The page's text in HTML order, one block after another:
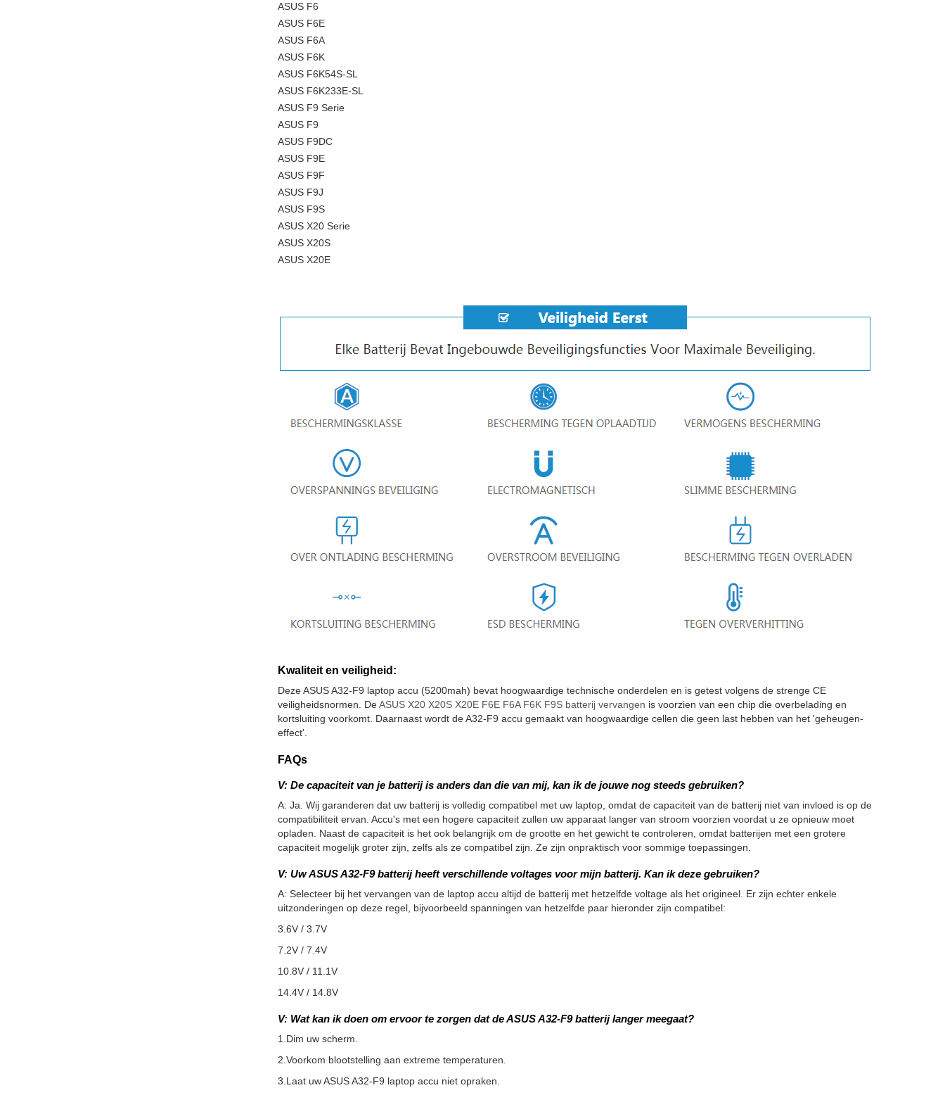
ASUS F6
ASUS F6E
ASUS F6A
ASUS F6K
ASUS F6K54S-SL
ASUS F6K233E-SL
ASUS F9 Serie
ASUS F9
ASUS F9DC
ASUS F9E
ASUS F9F
ASUS F9J
ASUS F9S
ASUS X20 Serie
ASUS X20S
ASUS X20E
Kwaliteit en veiligheid:
Deze ASUS A32-F9 laptop accu (5200mah) bevat hoogwaardige technische onderdelen en is getest volgens de strenge CE
veiligheidsnormen. DeASUS X20 X20S X20E F6E F6A F6K F9S batterij vervangen is voorzien van een chip die overbelading en
kortsluiting voorkomt. Daarnaast wordt de A32-F9 accu gemaakt van hoogwaardige cellen die geen last hebben van het 'geheugen-
effect'.
FAQs
V: De capaciteit van je batterij is anders dan die van mij, kan ik de jouwe nog steeds gebruiken?
A: Ja. Wij garanderen dat uw batterij is volledig compatibel met uw laptop, omdat de capaciteit van de batterij niet van invloed is op de
compatibiliteit ervan. Accu's met een hogere capaciteit zullen uw apparaat langer van stroom voorzien voordat u ze opnieuw moet
opladen. Naast de capaciteit is het ook belangrijk om de grootte en het gewicht te controleren, omdat batterijen met een grotere
capaciteit mogelijk groter zijn, zelfs als ze compatibel zijn. Ze zijn onpraktisch voor sommige toepassingen.
V: Uw ASUS A32-F9 batterij heeft verschillende voltages voor mijn batterij. Kan ik deze gebruiken?
A: Selecteer bij het vervangen van de laptop accu altijd de batterij met hetzelfde voltage als het origineel. Er zijn echter enkele
uitzonderingen op deze regel, bijvoorbeeld spanningen van hetzelfde paar hieronder zijn compatibel:
3.6V / 3.7V
7.2V / 7.4V
10.8V / 11.1V
14.4V / 14.8V
V: Wat kan ik doen om ervoor te zorgen dat de ASUS A32-F9 batterij langer meegaat?
1.Dim uw scherm.
2.Voorkom blootstelling aan extreme temperaturen.
3.Laat uw ASUS A32-F9 laptop accu niet opraken.